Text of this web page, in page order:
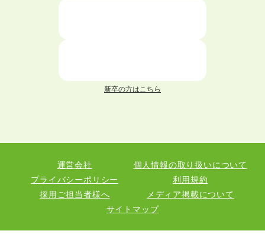
仕事が続かない人の特徴と対処法を解説！
面接 記事一覧
職務経歴書 記事一覧
退職 記事一覧
新卒の方はこちら
運営会社
個人情報の取り扱いについて
プライバシーポリシー
利用規約
採用ご担当者様へ
メディア掲載について
サイトマップ